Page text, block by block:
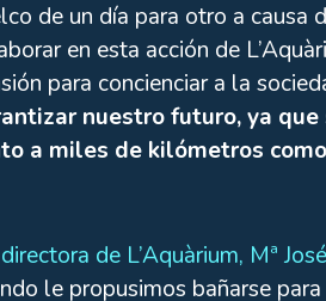
de un día para otro a causa
en esta acción de
para concienciar a la
nuestro futuro, ya
a miles de kilómetros
de L’Aquàrium, Mª
le propusimos bañarse